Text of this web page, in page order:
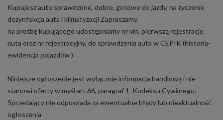
Kupujesz auto sprawdzone, dobre, gotowe do jazdy, na życzenie
dezynfekcja auta i klimatyzacji Zapraszamy.
na prośbę kupującego udostępniamy nr vin, pierwszą rejestracje
auta oraz nr rejestracyjny, do sprawdzenia auta w CEPIK (historia-
ewidencja pojazdów )
Niniejsze ogłoszenie jest wyłącznie informacja handlową i nie
stanowi oferty w myśl art.66, paragraf 1. Kodeksu Cywilnego.
Sprzedający nie odpowiada za ewentualne błędy lub nieaktualność
ogłoszenia